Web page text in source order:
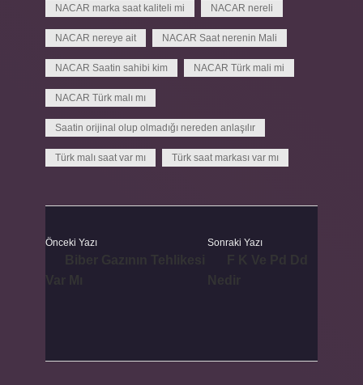
NACAR marka saat kaliteli mi NACAR nereli
NACAR nereye ait NACAR Saat nerenin Mali
NACAR Saatin sahibi kim NACAR Türk mali mi
NACAR Türk malı mı
Saatin orijinal olup olmadığı nereden anlaşılır
Türk malı saat var mı Türk saat markası var mı
Önceki Yazı Sonraki Yazı